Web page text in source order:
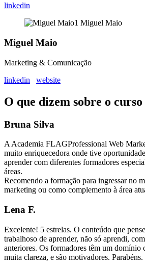
linkedin
Miguel Maio
Marketing & Comunicação
linkedin
website
O que dizem sobre o curso
Bruna Silva
A Academia FLAGProfessional Web
muito enriquecedora onde tive
aprender com diferentes formadores
áreas.
Recomendo a formação para ingressar no
marketing ou como complemento à área
Lena F.
Excelente! 5 estrelas. O conteúdo que
trabalhoso de aprender, não só aprendi,
anteriores. Os formadores têm um domínio
muita clareza, e são motivadores. Parabéns.